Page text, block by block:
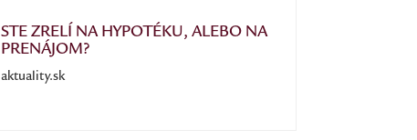
STE ZRELÍ NA HYPOTÉKU, ALEBO NA
PRENÁJOM?
aktuality.sk